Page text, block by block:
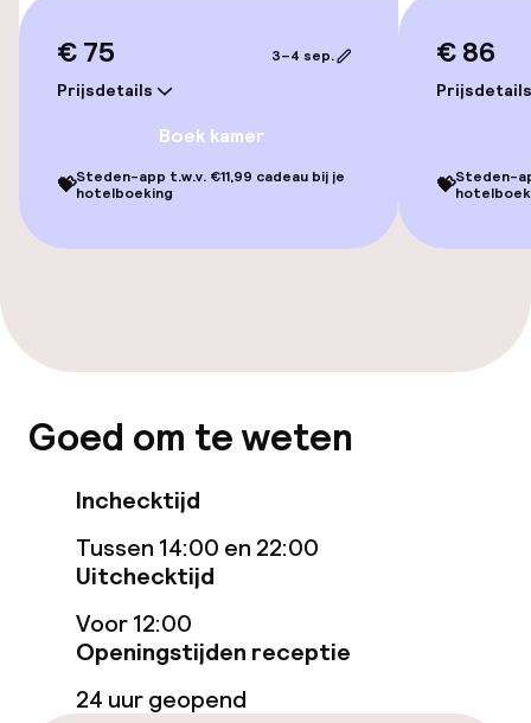
Lift
Voor toegankelijkheid
geoptimaliseerde kamers beschikbaar
Entertainment
Gratis wifi
Zonneterras
TV lounge
Eet- en drinkgelegenheden
Restaurant
€ 75
Prijsdetails
3–4 sep.
Boek kamer
💝Steden-app t.w.v. €11,99 cadeau bij je
hotelboeking
€ 86
Prijsdetails
💝Steden-
Goed om te weten
Inchecktijd
Tussen 14:00 en 22:00
Uitchecktijd
Voor 12:00
Openingstijden receptie
24 uur geopend